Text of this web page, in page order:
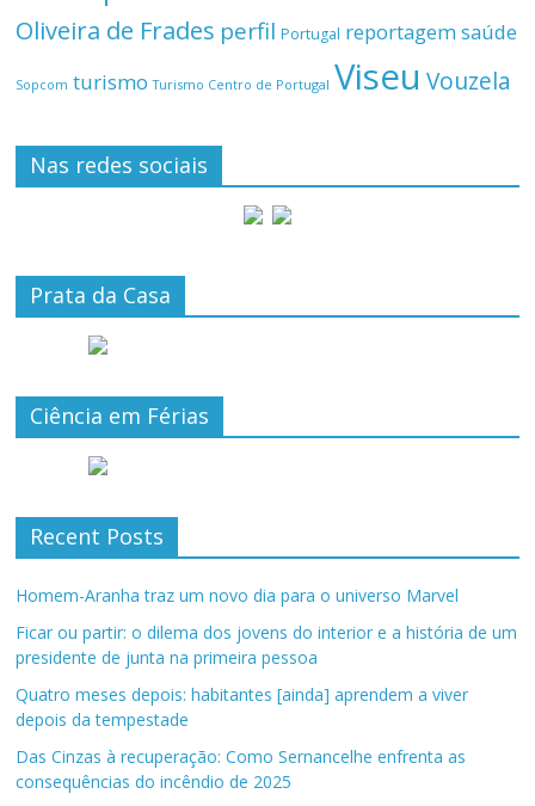
Oliveira de Frades perfil Portugal reportagemsaúde
Sopcom turismo Turismo Centro de Portugal Viseu Vouzela
Nas redes sociais
Prata da Casa
Ciência em Férias
Recent Posts
Homem-Aranha traz um novo dia para o universo Marvel
Ficar ou partir: o dilema dos jovens do interior e a história de um
presidente de junta na primeira pessoa
Quatro meses depois: habitantes [ainda] aprendem a viver
depois da tempestade
Das Cinzas à recuperação: Como Sernancelhe enfrenta as
consequências do incêndio de 2025